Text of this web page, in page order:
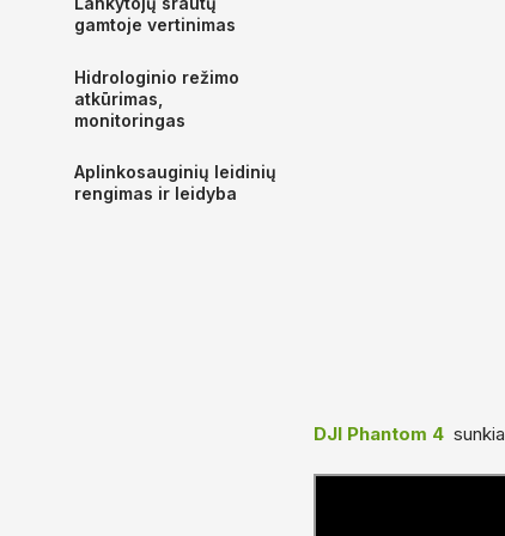
gamtoje vertinimas
Hidrologinio režimo
atkūrimas,
monitoringas
Aplinkosauginių leidinių
rengimas ir leidyba
DJI Phantom 4